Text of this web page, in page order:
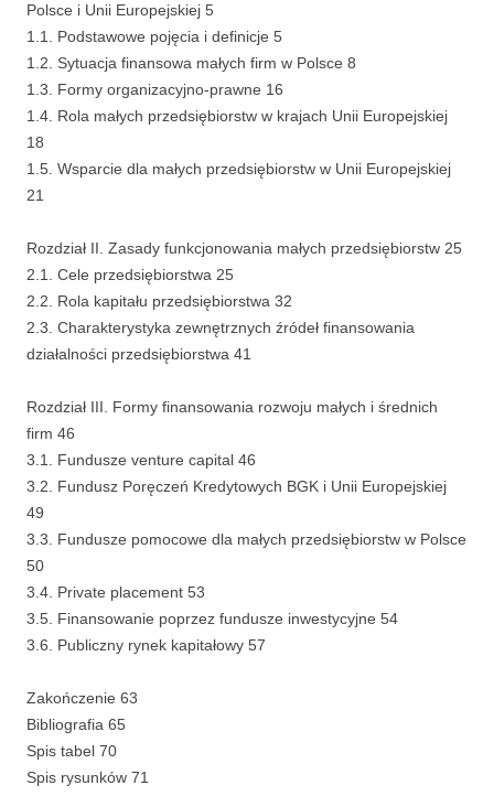
Polsce i Unii Europejskiej 5
1.1. Podstawowe pojęcia i definicje 5
1.2. Sytuacja finansowa małych firm w Polsce 8
1.3. Formy organizacyjno-prawne 16
1.4. Rola małych przedsiębiorstw w krajach Unii Europejskiej
18
1.5. Wsparcie dla małych przedsiębiorstw w Unii Europejskiej
21
Rozdział II. Zasady funkcjonowania małych przedsiębiorstw 25
2.1. Cele przedsiębiorstwa 25
2.2. Rola kapitału przedsiębiorstwa 32
2.3. Charakterystyka zewnętrznych źródeł finansowania
działalności przedsiębiorstwa 41
Rozdział III. Formy finansowania rozwoju małych i średnich
firm 46
3.1. Fundusze venture capital 46
3.2. Fundusz Poręczeń Kredytowych BGK i Unii Europejskiej
49
3.3. Fundusze pomocowe dla małych przedsiębiorstw w Polsce
50
3.4. Private placement 53
3.5. Finansowanie poprzez fundusze inwestycyjne 54
3.6. Publiczny rynek kapitałowy 57
Zakończenie 63
Bibliografia 65
Spis tabel 70
Spis rysunków 71